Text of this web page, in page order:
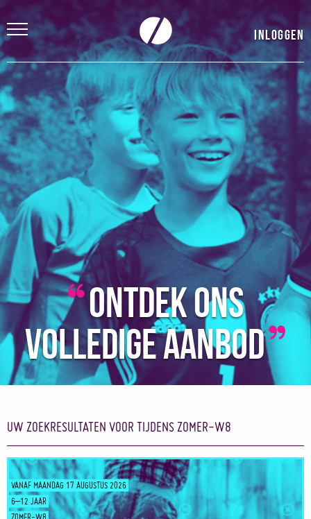
Inloggen
Ontdek ons
volledige aanbod
UW ZOEKRESULTATEN VOOR TIJDENS ZOMER-W8
VANAF MAANDAG 17 AUGUSTUS 2026
6–12 JAAR
ZOMER-W8